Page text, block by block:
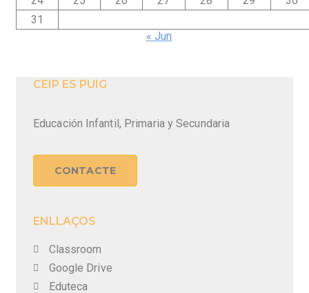
31
« Jun
CEIP ES PUIG
Educación Infantil, Primaria y Secundaria
CONTACTE
ENLLAÇOS
Classroom
Google Drive
Eduteca